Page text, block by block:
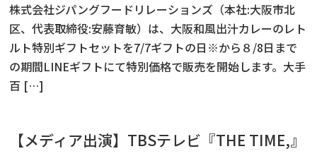
株式会社ジパングフードリレーションズ（本社:大阪市北
区、代表取締役:安藤育敏）は、大阪和風出汁カレーのレト
ルト特別ギフトセットを7/7ギフトの日※から８/8日まで
の期間LINEギフトにて特別価格で販売を開始します。大手
百 […]
【メディア出演】TBSテレビ『THE TIME,』